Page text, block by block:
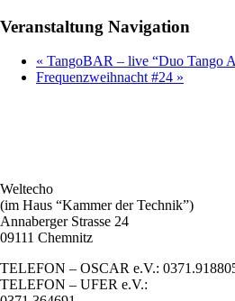
Veranstaltung Navigation
« TangoBAR – live “Duo Tango
Frequenzweihnacht #24 »
Weltecho
(im Haus “Kammer der Technik”)
Annaberger Strasse 24
09111 Chemnitz
TELEFON – OSCAR e.V.:
TELEFON – UFER e.V.: